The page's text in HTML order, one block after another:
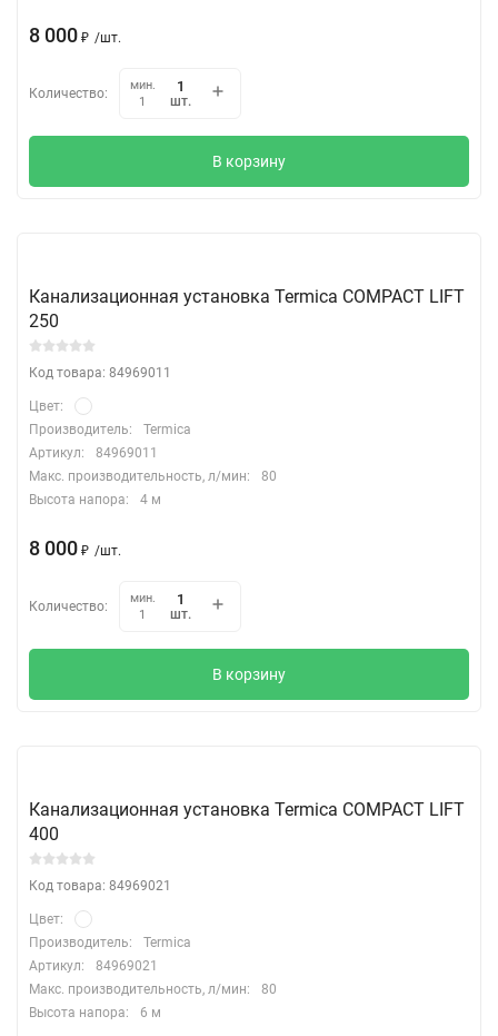
8 000 ₽ /шт.
Количество:
мин.
1
шт.
В корзину
Канализационная установка Termica COMPACT LIFT
250
Код товара: 84969011
Цвет:
Производитель:
Termica
Артикул:
84969011
Макс. производительность, л/мин:
80
Высота напора:
4 м
8 000 ₽ /шт.
Количество:
мин.
1
шт.
В корзину
Канализационная установка Termica COMPACT LIFT
400
Код товара: 84969021
Цвет:
Производитель:
Termica
Артикул:
84969021
Макс. производительность, л/мин:
80
Высота напора:
6 м